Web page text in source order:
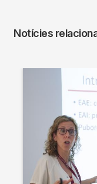
Notícies